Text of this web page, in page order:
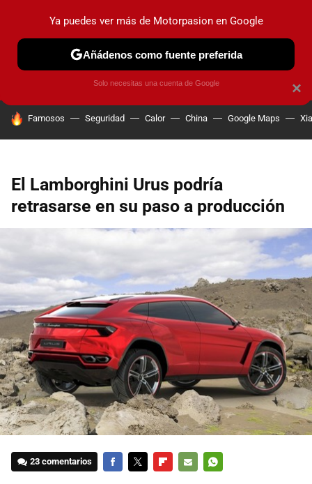
PRUEBAS COCHES ELÉCTRICOS OBSERVATORIO
HOY SE HABLA DE
Famosos Seguridad Calor China Google Maps
El Lamborghini Urus podría
retrasarse en su paso a producción
23 comentarios
×
Ya puedes ver más de Motorpasion en Google
Añádenos como fuente preferida
Solo necesitas una cuenta de Google